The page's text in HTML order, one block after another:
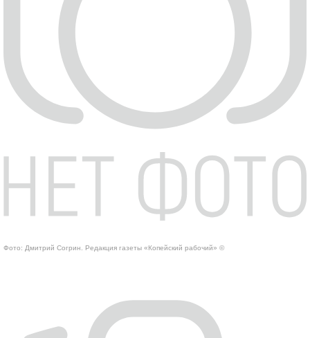
Фото: Дмитрий Согрин. Редакция газеты «Копейский рабочий» ©